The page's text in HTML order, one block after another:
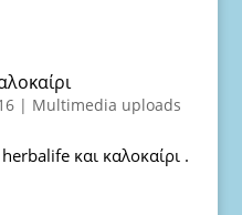
| Multimedia uploads
και καλοκαίρι .